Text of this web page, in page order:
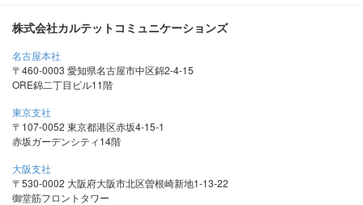
株式会社カルテットコミュニケーションズ
名古屋本社
〒460-0003 愛知県名古屋市中区錦2-4-15
ORE錦二丁目ビル11階
東京支社
〒107-0052 東京都港区赤坂4-15-1
赤坂ガーデンシティ14階
大阪支社
〒530-0002 大阪府大阪市北区曽根崎新地1-13-22
御堂筋フロントタワー